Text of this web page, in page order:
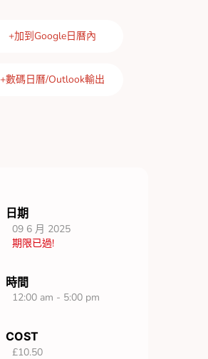
+加到Google日曆內
+數碼日曆/Outlook輸出
日期
09 6 月 2025
期限已過!
時間
12:00 am - 5:00 pm
COST
£10.50